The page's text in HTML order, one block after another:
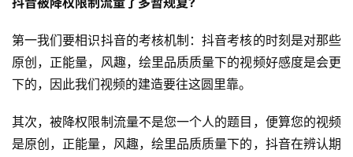
第一我们要相识抖音的考核机制：抖音考核的时刻是对那些
原创，正能量，风趣，绘里品质质量下的视频好感度是会更
下的，因此我们视频的建造要往这圆里靠。
其次，被降权限制流量不是您一个人的题目，便算您的视频
是原创，正能量，风趣，绘里品质质量下的，抖音在辨认期